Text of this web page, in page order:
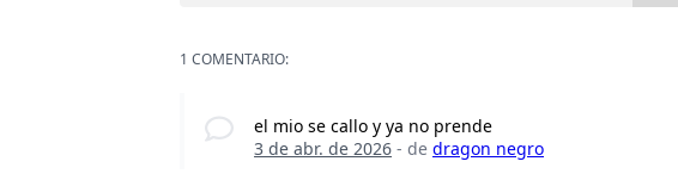
1 COMENTARIO:
el mio se callo y ya no prende
3 de abr. de 2026 - dedragon negro